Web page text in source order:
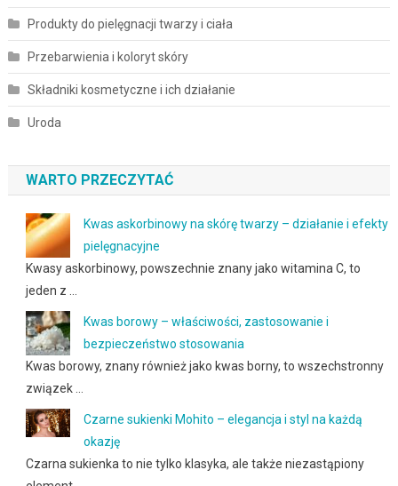
Produkty do pielęgnacji twarzy i ciała
Przebarwienia i koloryt skóry
Składniki kosmetyczne i ich działanie
Uroda
WARTO PRZECZYTAĆ
Kwas askorbinowy na skórę twarzy – działanie i efekty
pielęgnacyjne
Kwasy askorbinowy, powszechnie znany jako witamina C, to
jeden z …
Kwas borowy – właściwości, zastosowanie i
bezpieczeństwo stosowania
Kwas borowy, znany również jako kwas borny, to wszechstronny
związek …
Czarne sukienki Mohito – elegancja i styl na każdą
okazję
Czarna sukienka to nie tylko klasyka, ale także niezastąpiony